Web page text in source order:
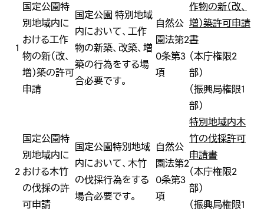
1
国定公園特
別地域内に
おける工作
物の新（改、
増）築の許可
申請
国定公園 特別地域
内において、工作
物の新築、改築、増
築の行為をする場
合必要です。
自然公
園法第2
0条第3
項
作物の新（改、
増）築許可申請
書
（本庁権限2
部）
（振興局権限1
部）
2
国定公園特
別地域内に
おける木竹
の伐採の許
可申請
国定公園特別地域
内において、木竹
の伐採行為をする
場合必要です。
自然公
園法第2
0条第3
項
特別地域内木
竹の伐採許可
申請書
（本庁権限2
部）
（振興局権限1